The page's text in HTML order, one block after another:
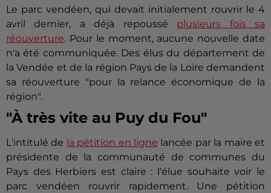
Le parc vendéen, qui devait initialement rouvrir le 4
avril dernier, a déjà repoussé plusieurs fois sa
réouverture. Pour le moment, aucune nouvelle date
n'a été communiquée. Des élus du département de
la Vendée et de la région Pays de la Loire demandent
sa réouverture "pour la relance économique de la
région".
"À très vite au Puy du Fou"
L'intitulé de la pétition en ligne lancée par la maire et
présidente de la communauté de communes du
Pays des Herbiers est claire : l'élue souhaite voir le
parc vendéen rouvrir rapidement. Une pétition